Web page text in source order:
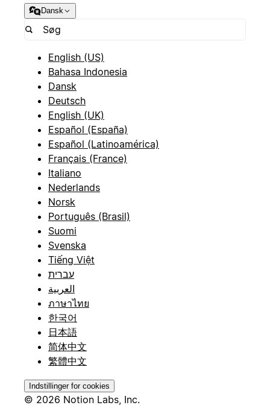
Dansk
English (US)
Bahasa Indonesia
Dansk
Deutsch
English (UK)
Español (España)
Español (Latinoamérica)
Français (France)
Italiano
Nederlands
Norsk
Português (Brasil)
Suomi
Svenska
Tiếng Việt
עברית
العربية
ภาษาไทย
한국어
日本語
简体中文
繁體中文
Indstillinger for cookies
© 2026 Notion Labs, Inc.